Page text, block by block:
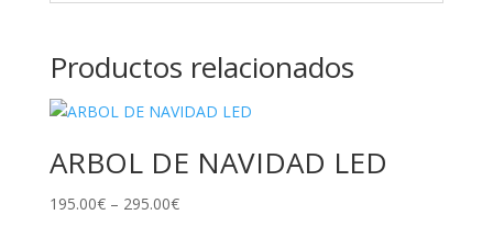
Productos relacionados
ARBOL DE NAVIDAD LED
195.00€– 295.00€